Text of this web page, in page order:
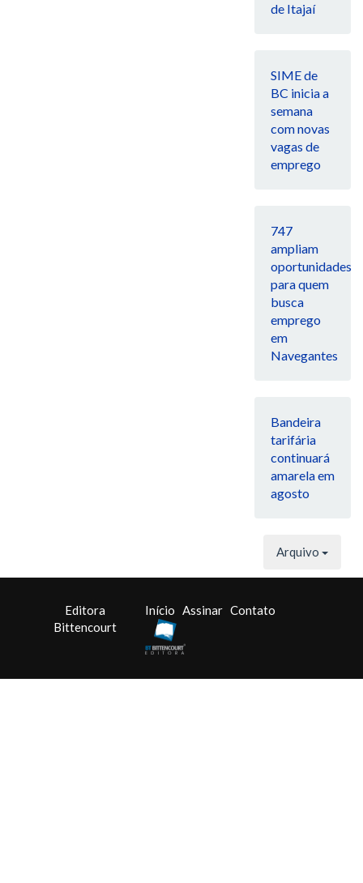
de Itajaí
SIME de
BC inicia a
semana
com novas
vagas de
emprego
747
ampliam
oportunidades
para quem
busca
emprego
em
Navegantes
Bandeira
tarifária
continuará
amarela em
agosto
Arquivo
Editora
Bittencourt
Início Assinar Contato